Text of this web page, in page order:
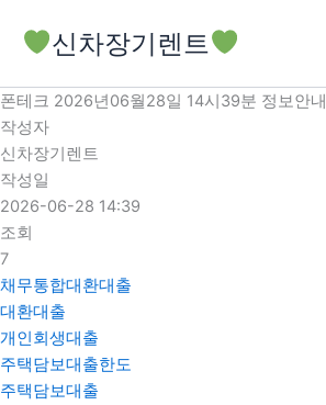
로
건
너
뛰
기
신차장기렌트
폰테크 2026년06월28일 14시39분 정보안내
작성자
신차장기렌트
작성일
2026-06-28 14:39
조회
7
채무통합대환대출
대환대출
개인회생대출
주택담보대출한도
주택담보대출